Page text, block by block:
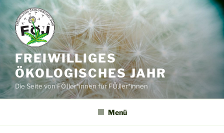
Inhalt
springen
FREIWILLIGES
ÖKOLOGISCHES JAHR
Die Seite von FÖJler*innen für FÖJler*innen
Menü